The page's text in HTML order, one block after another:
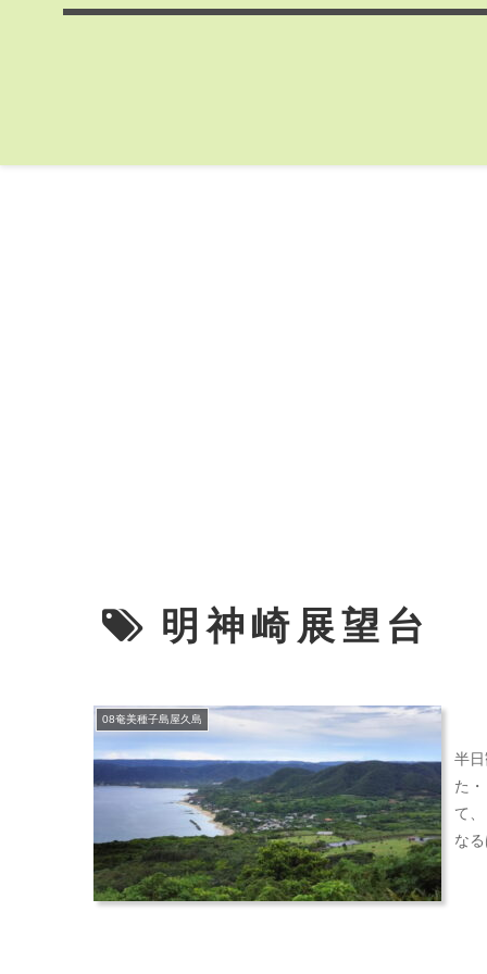
明神崎展望台
08奄美種子島屋久島
半
た
て
な